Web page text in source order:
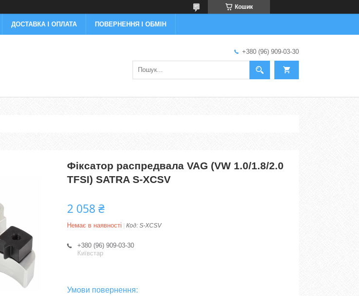
Кошик
ДОСТАВКА І ОПЛАТА ПОВЕРНЕННЯ І ОБМІН
+380 (96) 909-03-30
Фіксатор распредвала VAG (VW 1.0/1.8/2.0
TFSI) SATRA S-XCSV
2 058 ₴
Немає в наявності Код: S-XCSV
+380 (96) 909-03-30
Київстар